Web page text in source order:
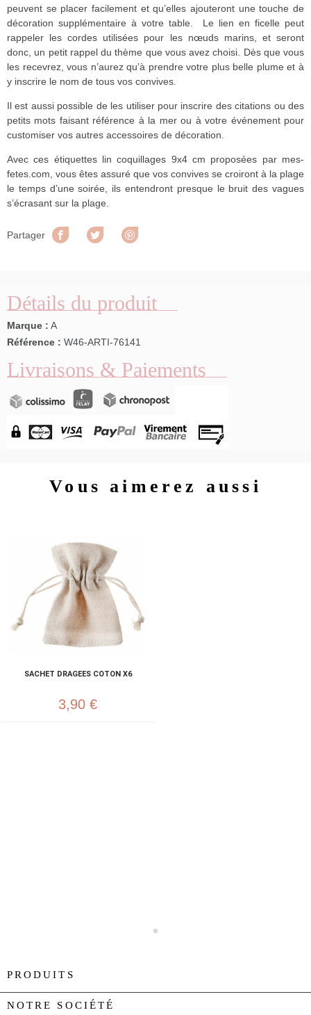
peuvent se placer facilement et qu’elles ajouteront une touche de
décoration supplémentaire à votre table. Le lien en ficelle peut
rappeler les cordes utilisées pour les nœuds marins, et seront
donc, un petit rappel du thème que vous avez choisi. Dès que vous
les recevrez, vous n’aurez qu’à prendre votre plus belle plume et à
y inscrire le nom de tous vos convives.
Il est aussi possible de les utiliser pour inscrire des citations ou des
petits mots faisant référence à la mer ou à votre événement pour
customiser vos autres accessoires de décoration.
Avec ces étiquettes lin coquillages 9x4 cm proposées par mes-
fetes.com, vous êtes assuré que vos convives se croiront à la plage
le temps d’une soirée, ils entendront presque le bruit des vagues
s’écrasant sur la plage.
Partager Partager Tweet
Détails du produit
Marque : A
Référence : W46-ARTI-76141
Livraisons & Paiements
Vous aimerez aussi
SACHET DRAGEES COTON X6
3,90 €
PRODUITS
NOTRE SOCIÉTÉ